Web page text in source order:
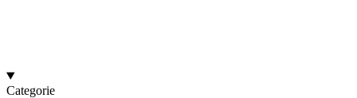
Categorie